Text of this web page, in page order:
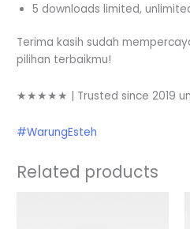
5 downloads limited,
Terima kasih sudah
pilihan terbaikmu!
★★★★★ | Trusted since 2019
#WarungEsteh
Related products